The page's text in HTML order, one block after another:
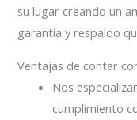
su lugar creando un
garantía y respaldo
Ventajas de contar
Nos
cumplimiento